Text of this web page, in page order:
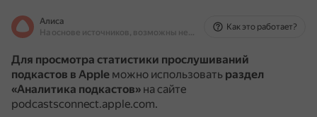
Алиса
На основе источников, возможны неточности
Как это работает?
Для просмотра статистики прослушиваний
подкастов в Apple можно использовать раздел
«Аналитика подкастов» на сайте
podcastsconnect.apple.com.